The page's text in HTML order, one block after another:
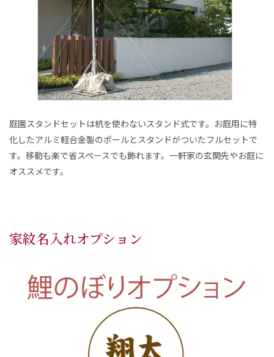
庭園スタンドセットは杭を使わないスタンド式です。お庭用に特
化したアルミ軽合金製のポールとスタンドがついたフルセットで
す。移動も楽で省スペースでも飾れます。一軒家の玄関先やお庭に
オススメです。
家紋名入れオプション